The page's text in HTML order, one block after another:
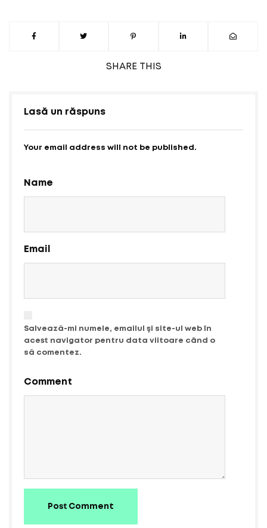
SHARE THIS
Lasă un răspuns
Your email address will not be published.
Name
Email
Salvează-mi numele, emailul și site-ul web în
acest navigator pentru data viitoare când o
să comentez.
Comment
Post Comment